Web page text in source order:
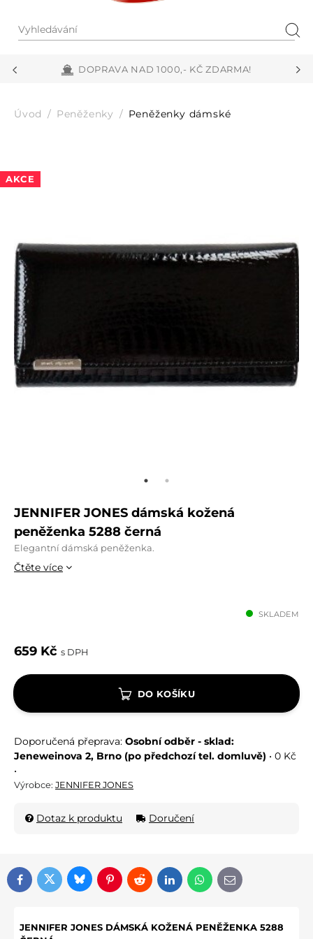
Vyhledávání
DOPRAVA NAD 1000,- KČ ZDARMA!
Úvod Peněženky Peněženky dámské
JENNIFER JONES dámská kožená
peněženka 5288 černá
Elegantní dámská peněženka.
Čtěte více
AKCE
SKLADEM
659 Kčs DPH
DO KOŠÍKU
Osobní odběr - sklad:
Jeneweinova 2, Brno (po předchozí tel. domluvě) •0 Kč
•
Výrobce: JENNIFER JONES
Dotaz k produktu Doručení
FacebookTwitterBlueskyPinterestRedditLinkedInWhatsApp
E-mail
JENNIFER JONES DÁMSKÁ KOŽENÁ PENĚŽENKA 5288